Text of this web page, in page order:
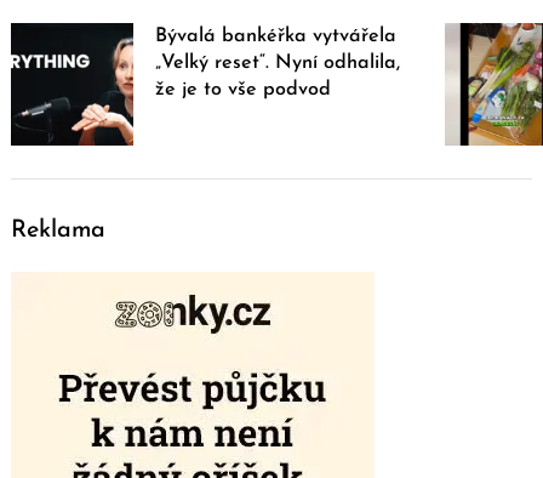
Bývalá bankéřka vytvářela
„Velký reset“. Nyní odhalila,
že je to vše podvod
Reklama